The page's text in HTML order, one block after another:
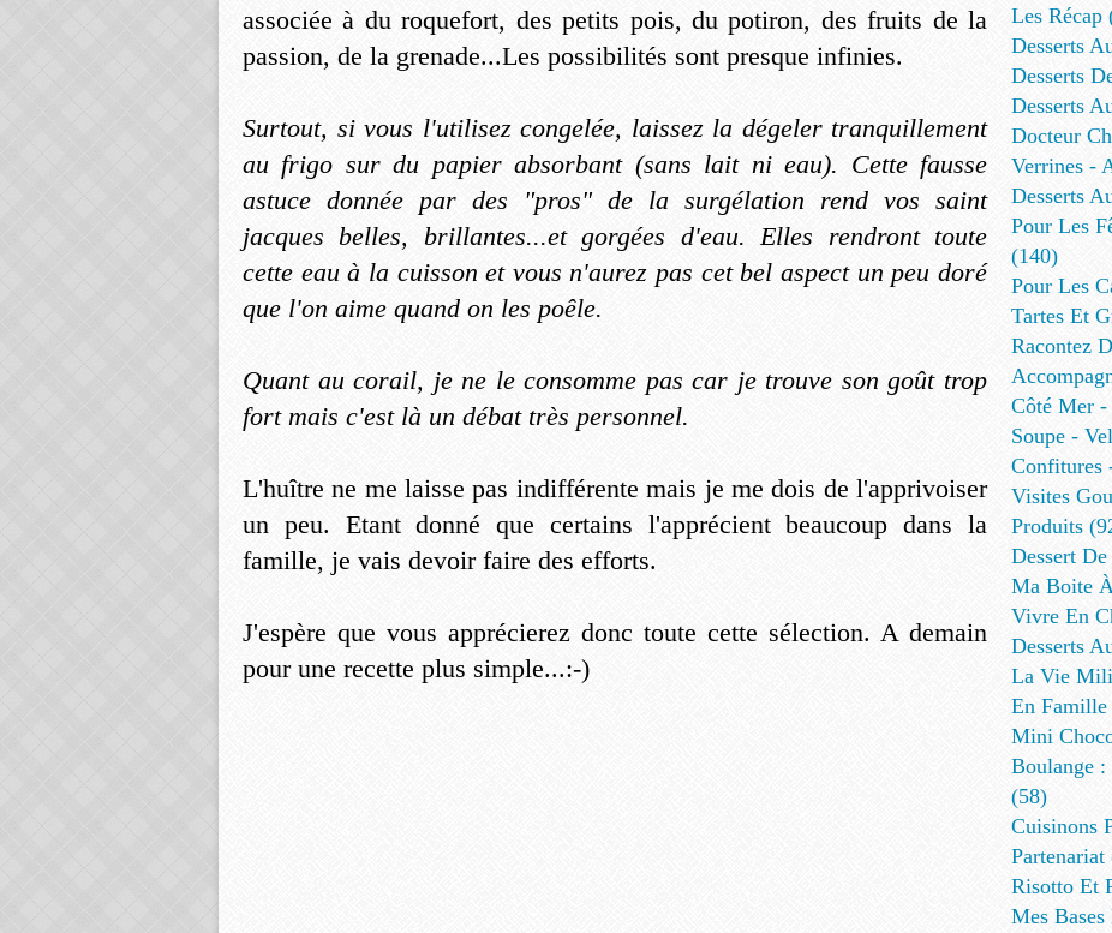
associée à du roquefort, des petits pois, du potiron, des fruits de la
passion, de la grenade...Les possibilités sont presque infinies.
Surtout, si vous l'utilisez congelée, laissez la dégeler tranquillement
au frigo sur du papier absorbant (sans lait ni eau). Cette fausse
astuce donnée par des "pros" de la surgélation rend vos saint
jacques belles, brillantes...et gorgées d'eau. Elles rendront toute
cette eau à la cuisson et vous n'aurez pas cet bel aspect un peu doré
que l'on aime quand on les poêle.
Quant au corail, je ne le consomme pas car je trouve son goût trop
fort mais c'est là un débat très personnel.
L'huître ne me laisse pas indifférente mais je me dois de l'apprivoiser
un peu. Etant donné que certains l'apprécient beaucoup dans la
famille, je vais devoir faire des efforts.
J'espère que vous apprécierez donc toute cette sélection. A demain
pour une recette plus simple...:-)
Les Récap
Desserts
Desserts
Desserts
Docteur
Verrines -
Desserts
Pour Les
(140)
Pour Les
Tartes Et
Racontez
Côté Mer -
Soupe -
Confitures
Visites
Produits
Dessert
Ma Boite
Vivre En
Desserts
La Vie
En Famille
Mini
Boulange
(58)
Cuisinons
Partenariat
Risotto Et
Mes